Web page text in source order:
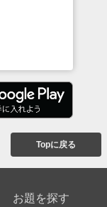
Topに戻る
お題を探す